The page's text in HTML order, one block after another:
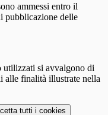
ammessi entro il
pubblicazione delle
utilizzati si avvalgono di
alle finalità illustrate nella
tutti i cookies